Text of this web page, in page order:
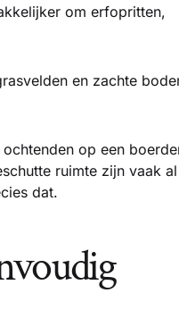
om erfopritten,
en zachte
op een
ruimte zijn vaak
dat.